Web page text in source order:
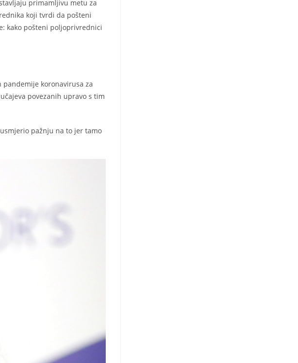
primamljivu metu za
koji tvrdi da pošteni
kako pošteni poljoprivrednici
pandemije koronavirusa za
povezanih upravo s tim
pažnju na to jer tamo